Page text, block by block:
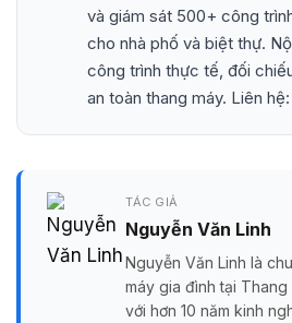
và giám sát 500+ công
cho nhà phố và biệt thự.
công trình thực tế, đối
an toàn thang máy. Liên
TÁC GIẢ
Nguyễn Văn Linh
Nguyễn Văn Linh là
máy gia đình tại Thang
với hơn 10 năm kinh